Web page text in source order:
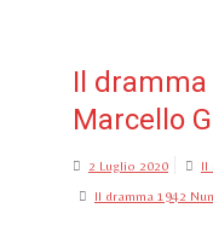
Il dramma
Marcello
2 Luglio 2020 Il
Il dramma 1942